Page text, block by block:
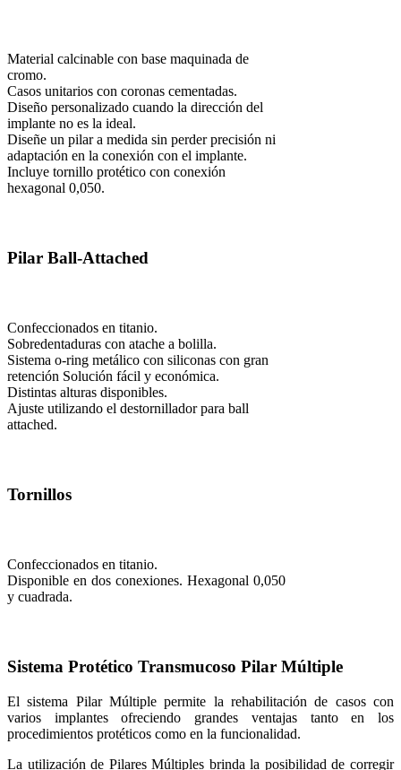
Material calcinable con base maquinada de
cromo.
Casos unitarios con coronas cementadas.
Diseño personalizado cuando la dirección del
implante no es la ideal.
Diseñe un pilar a medida sin perder precisión ni
adaptación en la conexión con el implante.
Incluye tornillo protético con conexión
hexagonal 0,050.
Pilar Ball-Attached
Confeccionados en titanio.
Sobredentaduras con atache a bolilla.
Sistema o-ring metálico con siliconas con gran
retención Solución fácil y económica.
Distintas alturas disponibles.
Ajuste utilizando el destornillador para ball
attached.
Tornillos
Confeccionados en titanio.
Disponible en dos conexiones. Hexagonal 0,050
y cuadrada.
Sistema Protético Transmucoso Pilar Múltiple
El sistema Pilar Múltiple permite la rehabilitación de casos con
varios implantes ofreciendo grandes ventajas tanto en los
procedimientos protéticos como en la funcionalidad.
La utilización de Pilares Múltiples brinda la posibilidad de corregir